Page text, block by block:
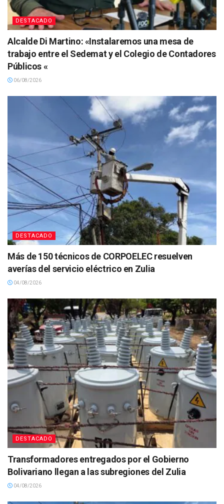
DESTACADO
Alcalde Di Martino: «Instalaremos una mesa de
trabajo entre el Sedemat y el Colegio de Contadores
Públicos «
06/08/2026
DESTACADO
Más de 150 técnicos de CORPOELEC resuelven
averías del servicio eléctrico en Zulia
04/08/2026
DESTACADO
Transformadores entregados por el Gobierno
Bolivariano llegan a las subregiones del Zulia
04/08/2026